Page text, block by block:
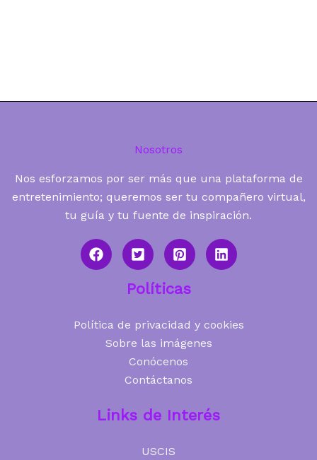
Nosotros
Nos esforzamos por ser más que una plataforma de
entretenimiento; queremos ser tu compañero virtual,
tu guía y tu fuente de inspiración.
Políticas
Política de privacidad y cookies
Sobre las imágenes
Conócenos
Contáctanos
Links de Interés
USCIS